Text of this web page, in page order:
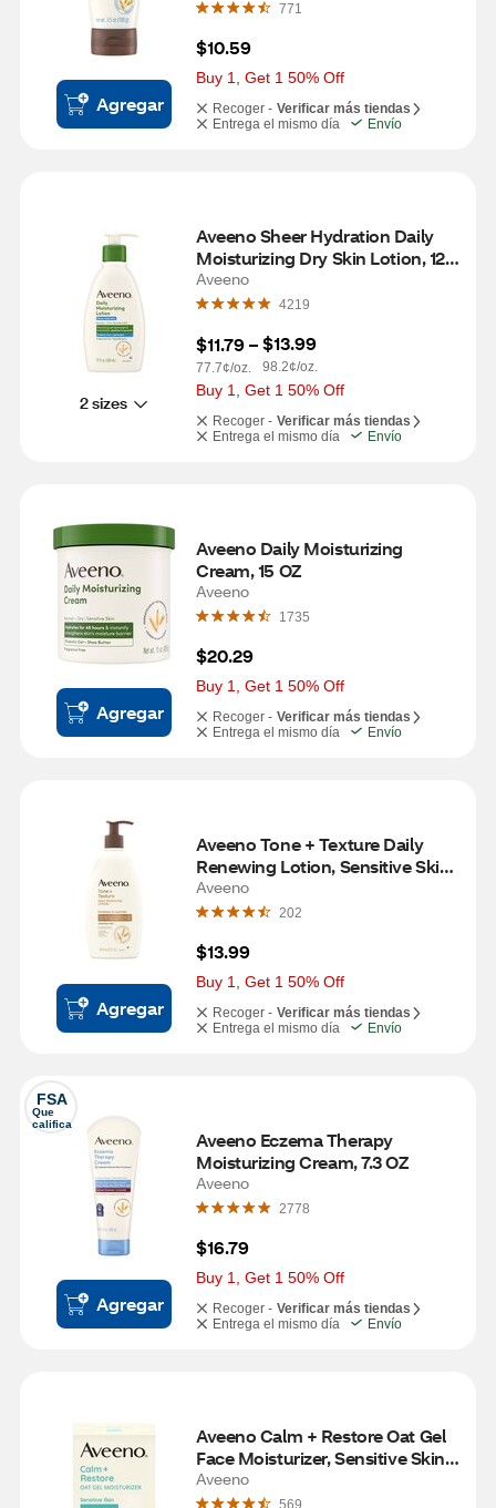
Agregar
771
$10.59
Buy 1, Get 1 50% Off
Recoger - Verificar más tiendas
Entrega el mismo día
Envío
2 sizes
Aveeno Sheer Hydration Daily
Moisturizing Dry Skin Lotion, 12
OZ
Aveeno
4219
$11.79 –
77.7¢/oz.
$13.99
98.2¢/oz.
Buy 1, Get 1 50% Off
Recoger - Verificar más tiendas
Entrega el mismo día
Envío
Agregar
Aveeno Daily Moisturizing
Cream, 15 OZ
Aveeno
1735
$20.29
Buy 1, Get 1 50% Off
Recoger - Verificar más tiendas
Entrega el mismo día
Envío
Agregar
Aveeno Tone + Texture Daily
Renewing Lotion, Sensitive Skin,
18 OZ
Aveeno
202
$13.99
Buy 1, Get 1 50% Off
Recoger - Verificar más tiendas
Entrega el mismo día
Envío
FSA
Que
califica
Agregar
Aveeno Eczema Therapy
Moisturizing Cream, 7.3 OZ
Aveeno
2778
$16.79
Buy 1, Get 1 50% Off
Recoger - Verificar más tiendas
Entrega el mismo día
Envío
Aveeno Calm + Restore Oat Gel
Face Moisturizer, Sensitive Skin,
1.7 OZ
Aveeno
569